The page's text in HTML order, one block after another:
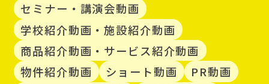
セミナー・講演会動画
学校紹介動画・施設紹介動画
商品紹介動画・サービス紹介動画
物件紹介動画
ショート動画
PR動画